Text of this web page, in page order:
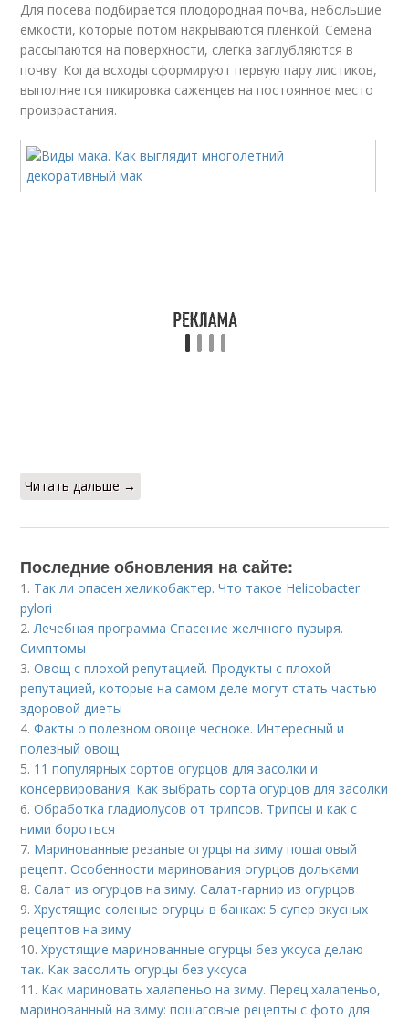
Для посева подбирается плодородная почва, небольшие
емкости, которые потом накрываются пленкой. Семена
рассыпаются на поверхности, слегка заглубляются в
почву. Когда всходы сформируют первую пару листиков,
выполняется пикировка саженцев на постоянное место
произрастания.
Читать дальше →
Последние обновления на сайте:
1. Так ли опасен хеликобактер. Что такое Helicobacter
pylori
2.Лечебная программа Спасение желчного пузыря.
Симптомы
3.Овощ с плохой репутацией. Продукты с плохой
репутацией, которые на самом деле могут стать частью
здоровой диеты
4.Факты о полезном овоще чесноке. Интересный и
полезный овощ
5. 11 популярных сортов огурцов для засолки и
консервирования. Как выбрать сорта огурцов для засолки
6.Обработка гладиолусов от трипсов. Трипсы и как с
ними бороться
7. Маринованные резаные огурцы на зиму пошаговый
рецепт. Особенности маринования огурцов дольками
8.Салат из огурцов на зиму. Салат-гарнир из огурцов
9.Хрустящие соленые огурцы в банках: 5 супер вкусных
рецептов на зиму
10.Хрустящие маринованные огурцы без уксуса делаю
так. Как засолить огурцы без уксуса
11. Как мариновать халапеньо на зиму. Перец халапеньо,
маринованный на зиму: пошаговые рецепты с фото для